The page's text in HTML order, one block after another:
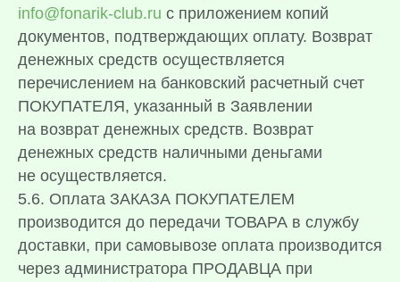
info@fonarik-club.ru с приложением копий
документов, подтверждающих оплату. Возврат
денежных средств осуществляется
перечислением на банковский расчетный счет
ПОКУПАТЕЛЯ, указанный в Заявлении
на возврат денежных средств. Возврат
денежных средств наличными деньгами
не осуществляется.
5.6. Оплата ЗАКАЗА ПОКУПАТЕЛЕМ
производится до передачи ТОВАРА в службу
доставки, при самовывозе оплата производится
через администратора ПРОДАВЦА при